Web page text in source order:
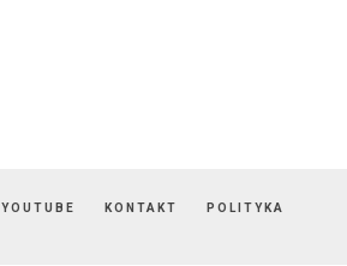
YOUTUBE KONTAKT
POLITYKA